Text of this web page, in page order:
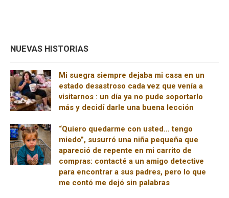
NUEVAS HISTORIAS
Mi suegra siempre dejaba mi casa en un
estado desastroso cada vez que venía a
visitarnos : un día ya no pude soportarlo
más y decidí darle una buena lección
“Quiero quedarme con usted… tengo
miedo”, susurró una niña pequeña que
apareció de repente en mi carrito de
compras: contacté a un amigo detective
para encontrar a sus padres, pero lo que
me contó me dejó sin palabras